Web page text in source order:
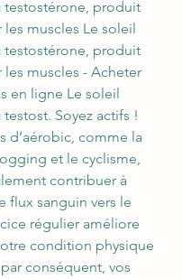
testostérone, produit
muscles Le soleil
testostérone, produit
muscles - Acheter
en ligne Le soleil
Soyez actifs !
d’aérobic, comme la
et le cyclisme,
contribuer à
flux sanguin vers le
régulier améliore
condition physique
conséquent, vos